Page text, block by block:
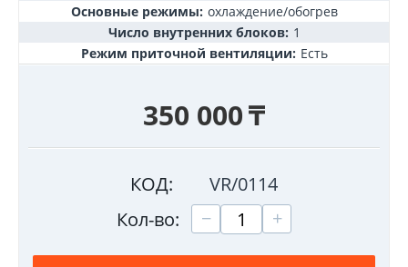
Основные режимы: охлаждение/обогрев
Число внутренних блоков: 1
Режим приточной вентиляции: Есть
350 000₸
КОД:
VR/0114
Кол-во:
+
−